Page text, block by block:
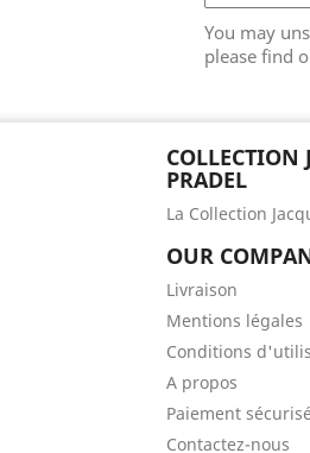
You may
please find
COLLECTION
PRADEL
La Collection
OUR
Livraison
Mentions légales
Conditions
A propos
Paiement
Contactez-nous